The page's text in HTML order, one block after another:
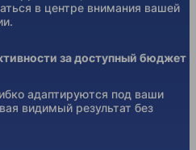
в центре внимания вашей
за доступный бюджет
адаптируются под ваши
видимый результат без